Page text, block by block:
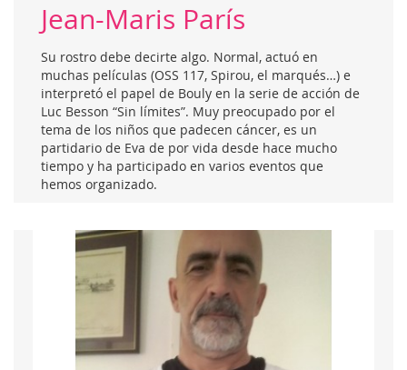
Jean-Maris París
Su rostro debe decirte algo. Normal, actuó en
muchas películas (OSS 117, Spirou, el marqués…) e
interpretó el papel de Bouly en la serie de acción de
Luc Besson “Sin límites”. Muy preocupado por el
tema de los niños que padecen cáncer, es un
partidario de Eva de por vida desde hace mucho
tiempo y ha participado en varios eventos que
hemos organizado.